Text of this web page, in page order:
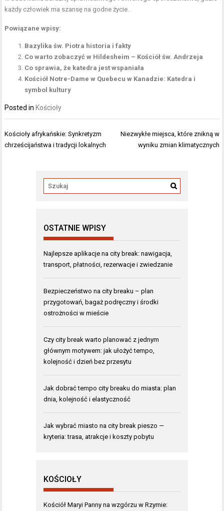
każdy człowiek ma szansę na godne życie.
Powiązane wpisy:
Bazylika św. Piotra historia i fakty
Co warto zobaczyć w Hildesheim – Kościół św. Andrzeja
Co sprawia, że katedra jest wspaniała
Kościół Notre-Dame w Quebecu w Kanadzie: Katedra i
symbol kultury
Posted in Kościoły
Nawigacja
wpisu
Kościoły afrykańskie: Synkretyzm
chrześcijaństwa i tradycji lokalnych
Niezwykłe miejsca, które znikną w
wyniku zmian klimatycznych
OSTATNIE WPISY
Najlepsze aplikacje na city break: nawigacja,
transport, płatności, rezerwacje i zwiedzanie
Bezpieczeństwo na city breaku – plan
przygotowań, bagaż podręczny i środki
ostrożności w mieście
Czy city break warto planować z jednym
głównym motywem: jak ułożyć tempo,
kolejność i dzień bez przesytu
Jak dobrać tempo city breaku do miasta: plan
dnia, kolejność i elastyczność
Jak wybrać miasto na city break pieszo —
kryteria: trasa, atrakcje i koszty pobytu
KOŚCIOŁY
Kościół Maryi Panny na wzgórzu w Rzymie: